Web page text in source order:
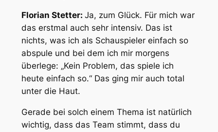
Florian Stetter: Ja, zum Glück. Für mich war
das erstmal auch sehr intensiv. Das ist
nichts, was ich als Schauspieler einfach so
abspule und bei dem ich mir morgens
überlege: „Kein Problem, das spiele ich
heute einfach so.“ Das ging mir auch total
unter die Haut.
Gerade bei solch einem Thema ist natürlich
wichtig, dass das Team stimmt, dass du